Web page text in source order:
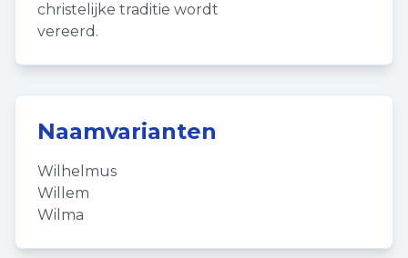
christelijke traditie wordt
vereerd.
Naamvarianten
Wilhelmus
Willem
Wilma